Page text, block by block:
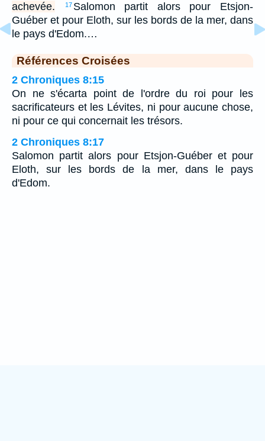
achevée.
17 Salomon partit alors pour Etsjon-
Guéber et pour Eloth, sur les bords de la mer, dans
le pays d'Edom.…
Références Croisées
2 Chroniques 8:15
On ne s'écarta point de l'ordre du roi pour les
sacrificateurs et les Lévites, ni pour aucune chose,
ni pour ce qui concernait les trésors.
2 Chroniques 8:17
Salomon partit alors pour Etsjon-Guéber et pour
Eloth, sur les bords de la mer, dans le pays
d'Edom.